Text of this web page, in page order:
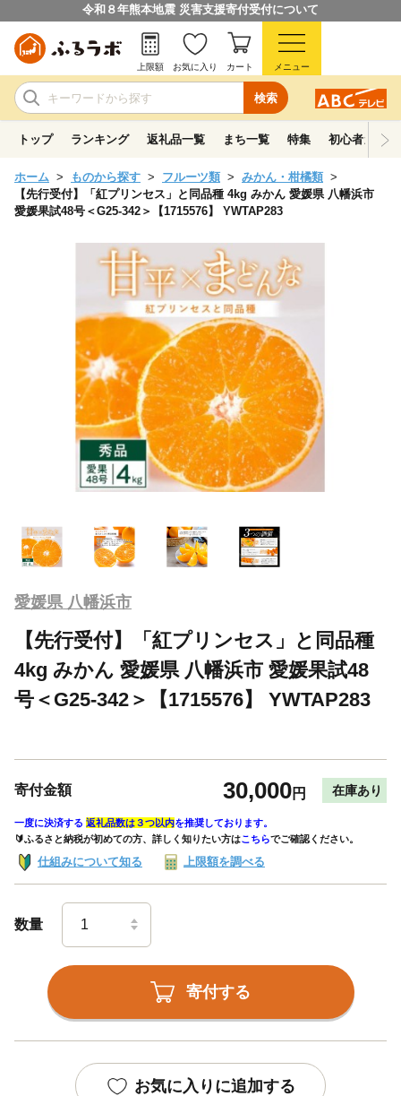
令和８年熊本地震 災害支援寄付受付について
検索
上限額 お気に入り カート メニュー
トップ ランキング 返礼品一覧 まち一覧 特集 初心者ガイド
ホーム ものから探す フルーツ類
みかん・柑橘類
【先行受付】「紅プリンセス」と同品種 4kg みかん 愛媛県 八幡浜市
愛媛果試48号＜G25-342＞【1715576】 YWTAP283
愛媛県 八幡浜市
【先行受付】「紅プリンセス」と同品種
4kg みかん 愛媛県 八幡浜市 愛媛果試48
号＜G25-342＞【1715576】 YWTAP283
寄付金額 30,000円 在庫あり
一度に決済する 返礼品数は３つ以内を推奨しております。
🔰ふるさと納税が初めての方、詳しく知りたい方はこちらでご確認ください。
仕組みについて知る 上限額を調べる
数量
寄付する
お気に入りに追加する